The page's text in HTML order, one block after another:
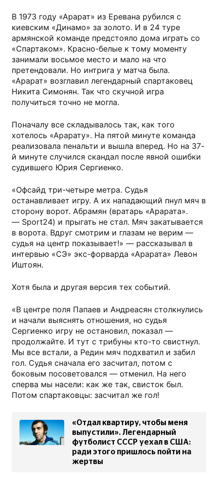
В 1973 году «Арарат» из Еревана рубился с
киевским «Динамо» за золото. И в 24 туре
армянской команде предстояло дома играть со
«Спартаком». Красно-белые к тому моменту
занимали восьмое место и мало на что
претендовали. Но интрига у матча была.
«Арарат» возглавил легендарный спартаковец
Никита Симонян. Так что скучной игра
получиться точно не могла.
Поначалу все складывалось так, как того
хотелось «Арарату». На пятой минуте команда
реализовала пенальти и вышла вперед. Но на 37-
й минуте случился скандал после явной ошибки
судившего Юрия Сергиенко.
«Офсайд три-четыре метра. Судья
останавливает игру. А их нападающий пнул мяч в
сторону ворот. Абрамян (вратарь «Арарата».
— Sport24) и прыгать не стал. Мяч закатывается
в ворота. Вдруг смотрим и глазам не верим —
судья на центр показывает!» — рассказывал в
интервью «СЭ» экс-форварда «Арарата» Левон
Иштоян.
Хотя была и другая версия тех событий.
«В центре поля Папаев и Андреасян столкнулись
и начали выяснять отношения, но судья
Сергиенко игру не остановил, показал —
продолжайте. И тут с трибуны кто-то свистнул.
Мы все встали, а Редин мяч подхватил и забил
гол. Судья сначала его засчитал, потом с
боковым посоветовался — отменил. На него
сперва мы насели: как же так, свисток был.
Потом спартаковцы: засчитал же гол!
«Отдал квартиру, чтобы меня
выпустили». Легендарный
футболист СССР уехал в США:
ради этого пришлось пойти на
жертвы